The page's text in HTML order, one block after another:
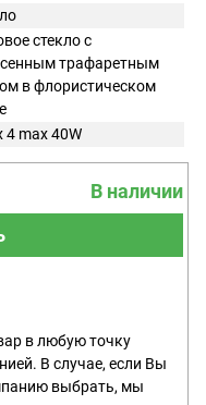
стекло с
трафаретным
в флористическом
4 max 40W
В наличии
в любую точку
В случае, если Вы
выбрать, мы